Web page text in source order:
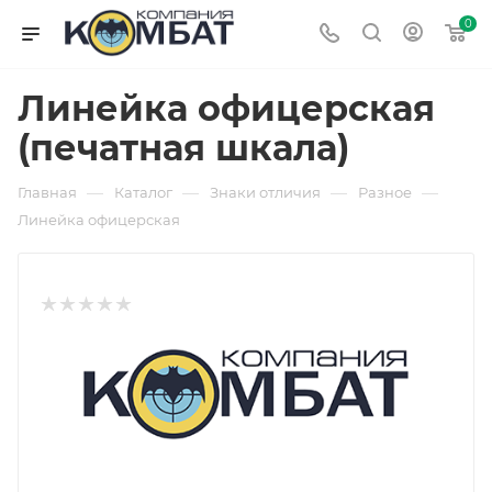
0
Линейка офицерская
(печатная шкала)
Главная — Каталог — Знаки отличия — Разное —
Линейка офицерская